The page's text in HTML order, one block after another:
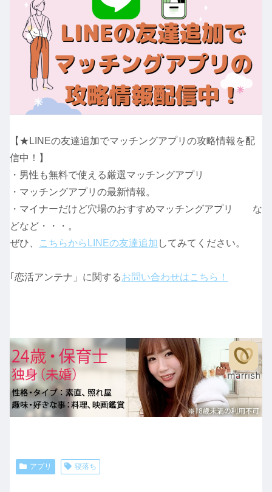
【★LINEの友達追加でマッチングアプリの攻略情報を配
信中！】
・男性も無料で使える厳選マッチングアプリ
・マッチングアプリの最新情報。
・マイナーだけど穴場のおすすめマッチングアプリ な
どなど・・・。
ぜひ、
こちらからLINEの友達追加 してみてください。
｢恋活アンテナ」に関するお問い合わせはこちら！
アプリ 寝落ち